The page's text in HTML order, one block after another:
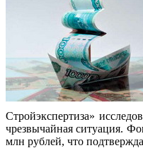
Стройэкспертиза»
чрезвычайная ситуация.
млн рублей, что